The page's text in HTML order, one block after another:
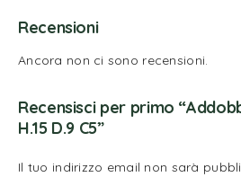
Recensioni
Ancora non ci sono recensioni.
Recensisci per primo
H.15 D.9 C5”
Il tuo indirizzo email non sarà